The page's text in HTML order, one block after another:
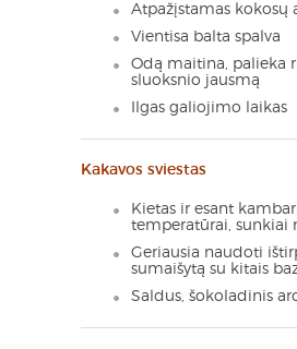
Atpažįstamas kokosų
Vientisa balta spalva
Odą maitina, palieka
sluoksnio jausmą
Ilgas galiojimo laikas
Kakavos sviestas
Kietas ir esant
temperatūrai, sunkiai
Geriausia naudoti
sumaišytą su kitais
Saldus, šokoladinis